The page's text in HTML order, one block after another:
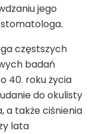
jego
częstszych
badań
40. roku życia
do okulisty
a także ciśnienia
lata